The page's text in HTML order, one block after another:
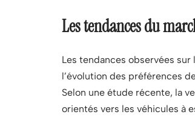
Les tendances du
Les tendances observées
l’évolution des préférences
Selon une étude récente, la
orientés vers les véhicules à